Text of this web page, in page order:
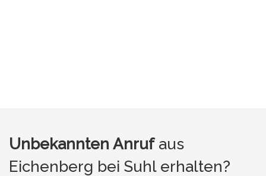
Unbekannten Anrufaus
Eichenberg bei Suhl erhalten?